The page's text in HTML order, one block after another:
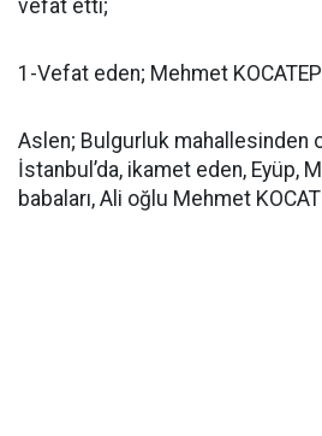
vefat etti;
1-Vefat eden; Mehmet
Aslen; Bulgurluk mahallesinden
İstanbul’da, ikamet eden, Eyüp,
babaları, Ali oğlu Mehmet